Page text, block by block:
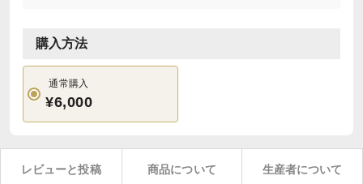
購入方法
通常購入
¥6,000
レビューと投稿 商品について 生産者について